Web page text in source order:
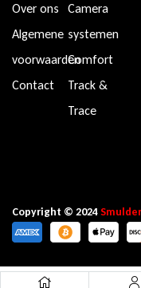
Over ons
Algemene
voorwaarden
Contact
Camera
systemen
Comfort
Track &
Trace
Copyright © 2024